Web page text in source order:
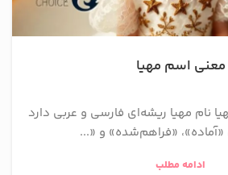
معنی اسم مهیا
نام مهیا ریشه‌ای فارسی و عربی دارد
«آماده»، «فراهم‌شده» و «...
ادامه مطلب